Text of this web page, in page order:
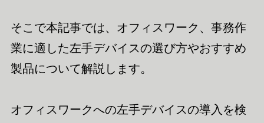
そこで本記事では、オフィスワーク、事務作
業に適した左手デバイスの選び方やおすすめ
製品について解説します。
オフィスワークへの左手デバイスの導入を検